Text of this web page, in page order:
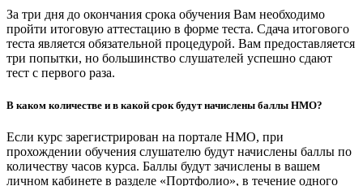
За три дня до окончания срока обучения Вам необходимо
пройти итоговую аттестацию в форме теста. Сдача итогового
теста является обязательной процедурой. Вам предоставляется
три попытки, но большинство слушателей успешно сдают
тест с первого раза.
В каком количестве и в какой срок будут начислены баллы НМО?
Если курс зарегистрирован на портале НМО, при
прохождении обучения слушателю будут начислены баллы по
количеству часов курса. Баллы будут зачислены в вашем
личном кабинете в разделе «Портфолио», в течение одного